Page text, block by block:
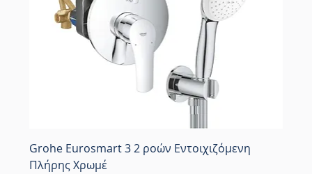
Grohe Eurosmart 3 2 ροών Εντοιχιζόμενη
Πλήρης Χρωμέ